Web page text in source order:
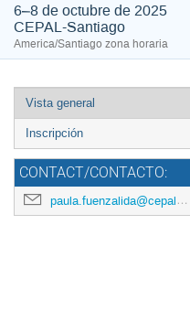
6–8 de octubre de 2025
CEPAL-Santiago
America/Santiago zona horaria
Event
menu
Vista general
Inscripción
CONTACT/CONTACTO:
paula.fuenzalida@cepal.org